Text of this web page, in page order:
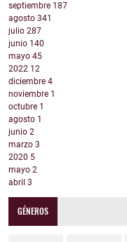
septiembre 187
agosto 341
julio 287
junio 140
mayo 45
2022 12
diciembre 4
noviembre 1
octubre 1
agosto 1
junio 2
marzo 3
2020 5
mayo 2
abril 3
GÉNEROS